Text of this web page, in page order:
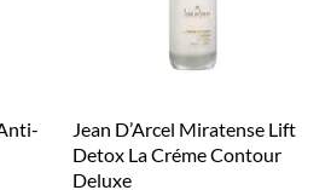
Jean D’Arcel Miratense Lift
Detox La Créme Contour
Deluxe